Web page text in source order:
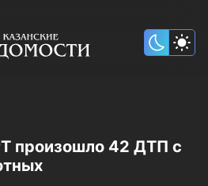
произошло 42 ДТП с